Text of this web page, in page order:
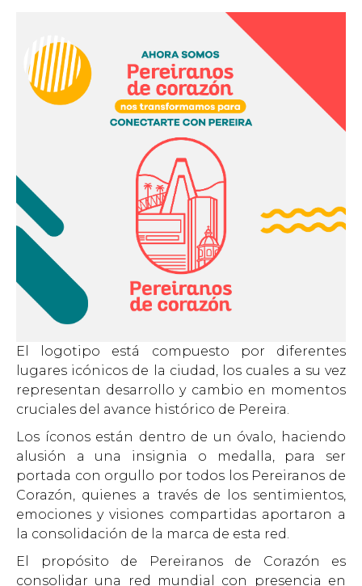
El logotipo está compuesto por diferentes
lugares icónicos de la ciudad, los cuales a su vez
representan desarrollo y cambio en momentos
cruciales del avance histórico de Pereira.
Los íconos están dentro de un óvalo, haciendo
alusión a una insignia o medalla, para ser
portada con orgullo por todos los Pereiranos de
Corazón, quienes a través de los sentimientos,
emociones y visiones compartidas aportaron a
la consolidación de la marca de esta red.
El propósito de Pereiranos de Corazón es
consolidar una red mundial con presencia en